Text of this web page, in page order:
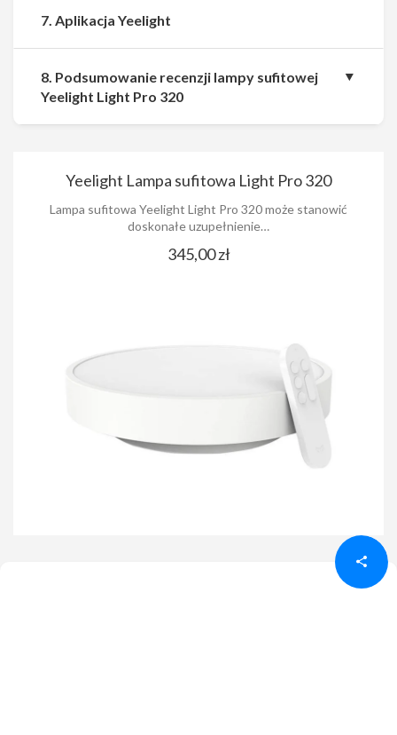
7. Aplikacja Yeelight
8. Podsumowanie recenzji lampy sufitowej
Yeelight Light Pro 320
Yeelight Lampa sufitowa Light Pro 320
Lampa sufitowa Yeelight Light Pro 320 może stanowić
doskonałe uzupełnienie…
345,00 zł